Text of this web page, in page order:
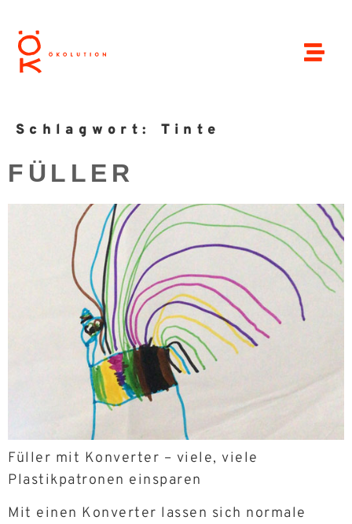
Schlagwort: Tinte
FÜLLER
Füller mit Konverter – viele, viele
Plastikpatronen einsparen
Mit einen Konverter lassen sich normale